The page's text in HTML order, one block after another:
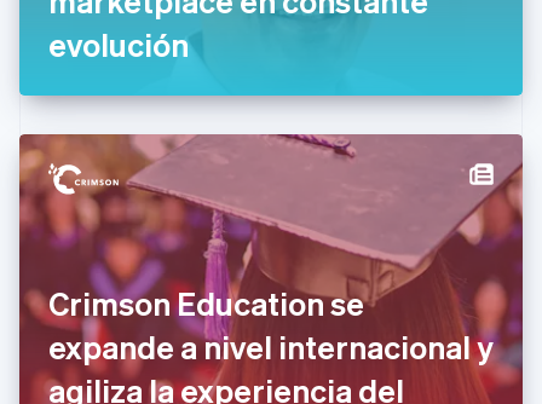
evolución
Crimson Education se
expande a nivel internacional y
agiliza la experiencia del
Eslovenia
España
Estados Unidos
English Español
Estonia
English
Finlandia
English Svenska
Francia
FrançaisEnglish
Gibraltar
English
Grecia